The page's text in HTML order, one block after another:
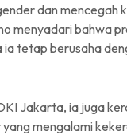
dan mencegah
menyadari bahwa
tetap berusaha
Jakarta, ia juga
mengalami